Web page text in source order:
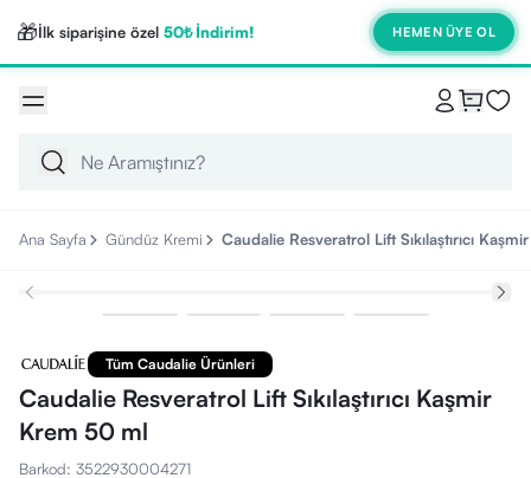
🎁İlk siparişine özel 50₺ İndirim! HEMEN ÜYE OL
Ana Sayfa Gündüz Kremi Caudalie Resveratrol Lift Sıkılaştırıcı
Tüm Caudalie Ürünleri
Caudalie Resveratrol Lift Sıkılaştırıcı Kaşmir
Krem 50 ml
Barkod: 3522930004271